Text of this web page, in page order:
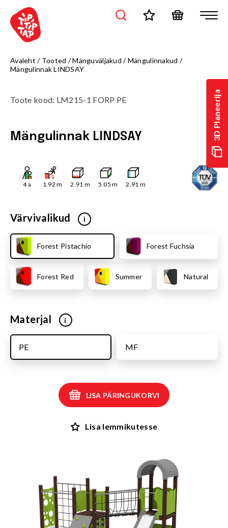
3D Planeerija
Avaleht / Tooted /Mänguväljakud /Mängulinnakud /
Mängulinnak LINDSAY
Toote kood: LM215-1 FORP PE
Mängulinnak LINDSAY
4a 1.92 m 2.91 m 5.05 m 2.91 m
Värvivalikud i
Forest Pistachio Forest Fuchsia
Forest Red Summer Natural
Materjal i
MF
PE
LISA PÄRINGUKORVI
Lisa lemmikutesse